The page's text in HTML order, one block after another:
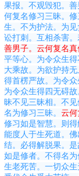
果报。不观毁犯。
何复名修习三昧。
生。不为护法。为
讼打刺。互相杀害
善男子。云何复名真
平等心。为令众生
大乘故。为欲护持
得首楞严故。为令
为令众生得四无碍
昧不见三昧相。不
名为修习三昧。 云
修习如是智慧。则
能度人于生死道。
结。必得解脱果。
如是修者。不得名
生老死苦。一切众